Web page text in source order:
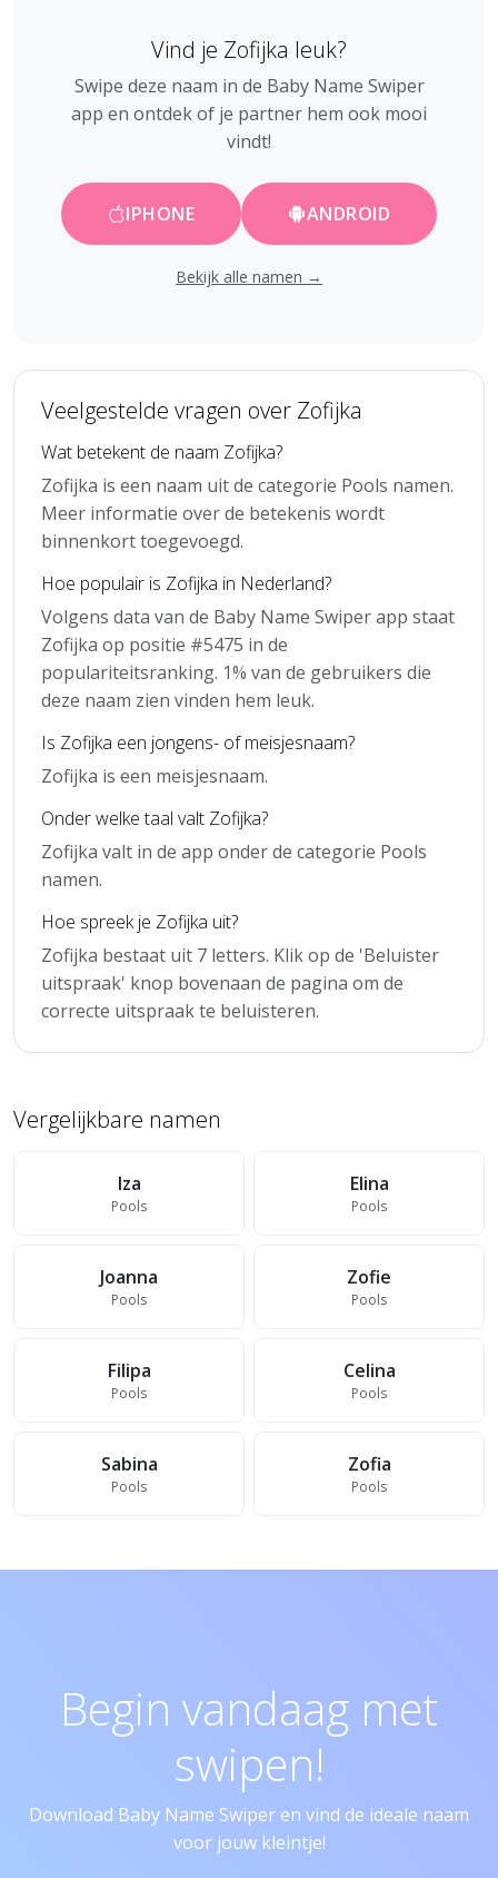
Vind je Zofijka leuk?
Swipe deze naam in de Baby Name Swiper
app en ontdek of je partner hem ook mooi
vindt!
IPHONE ANDROID
Bekijk alle namen →
Veelgestelde vragen over Zofijka
Wat betekent de naam Zofijka?
Zofijka is een naam uit de categorie Pools namen.
Meer informatie over de betekenis wordt
binnenkort toegevoegd.
Hoe populair is Zofijka in Nederland?
Volgens data van de Baby Name Swiper app staat
Zofijka op positie #5475 in de
populariteitsranking. 1% van de gebruikers die
deze naam zien vinden hem leuk.
Is Zofijka een jongens- of meisjesnaam?
Zofijka is een meisjesnaam.
Onder welke taal valt Zofijka?
Zofijka valt in de app onder de categorie Pools
namen.
Hoe spreek je Zofijka uit?
Zofijka bestaat uit 7 letters. Klik op de 'Beluister
uitspraak' knop bovenaan de pagina om de
correcte uitspraak te beluisteren.
Vergelijkbare namen
Iza
Pools
Elina
Pools
Joanna
Pools
Zofie
Pools
Filipa
Pools
Celina
Pools
Sabina
Pools
Zofia
Pools
Begin vandaag met
swipen!
Download Baby Name Swiper en vind de ideale naam
voor jouw kleintje!